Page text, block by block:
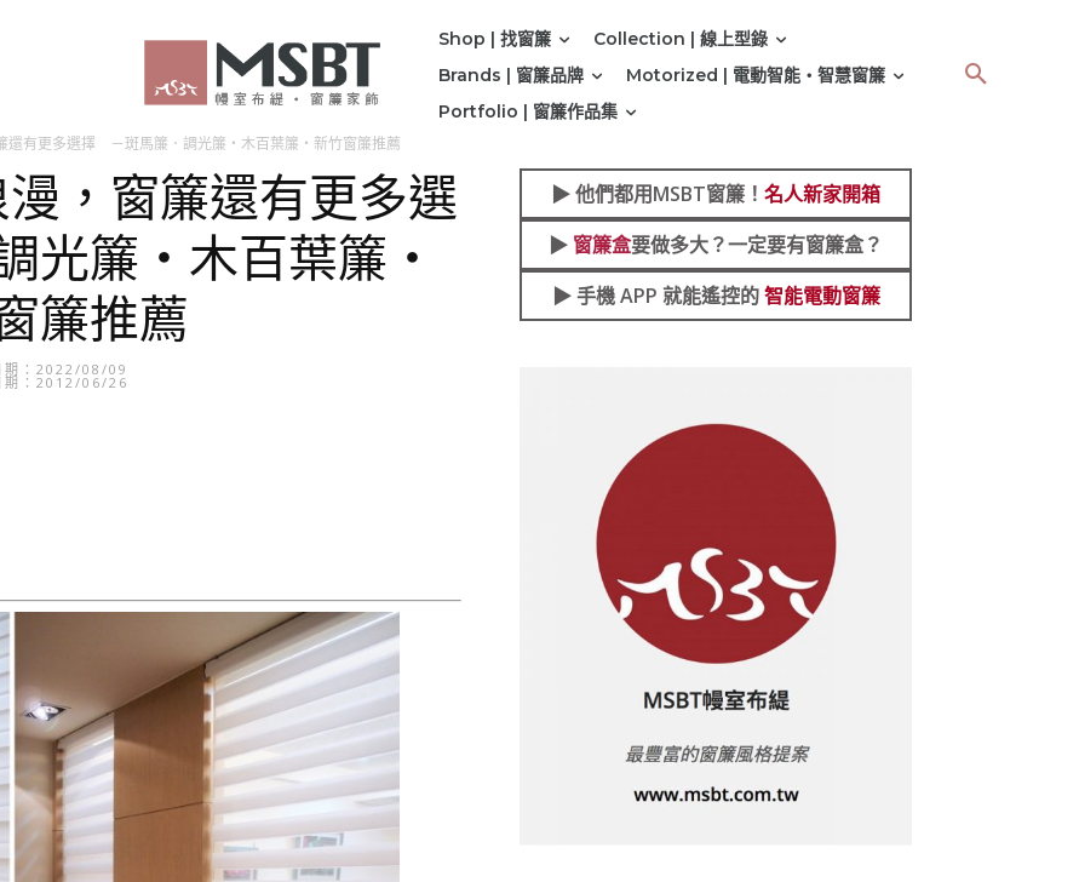
Shop | 找窗簾
Collection | 線上型錄
Brands | 窗簾品牌
Motorized | 電動智能‧智慧窗簾
Portfolio | 窗簾作品集
還有更多選擇 －斑馬簾．調光簾・木百葉簾・新竹窗簾推薦
，窗簾還有更多選
簾・木百葉簾・
簾推薦
期：2022/08/09
期：2012/06/26
▶︎他們都用MSBT窗簾！ 名人新家開箱
▶︎ 窗簾盒要做多大？一定要有窗簾盒？
▶︎ 手機 APP 就能遙控的智能電動窗簾